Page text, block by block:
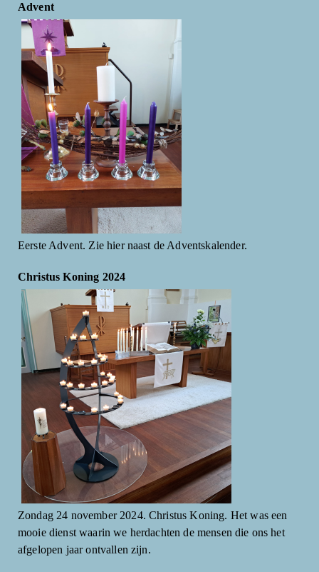
Advent
Eerste Advent. Zie hier naast de Adventskalender.
Christus Koning 2024
Zondag 24 november 2024. Christus Koning. Het was een
mooie dienst waarin we herdachten de mensen die ons het
afgelopen jaar ontvallen zijn.